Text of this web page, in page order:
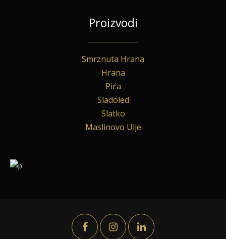
Proizvodi
Smrznuta Hrana
Hrana
Pića
Sladoled
Slatko
Maslinovo Ulje